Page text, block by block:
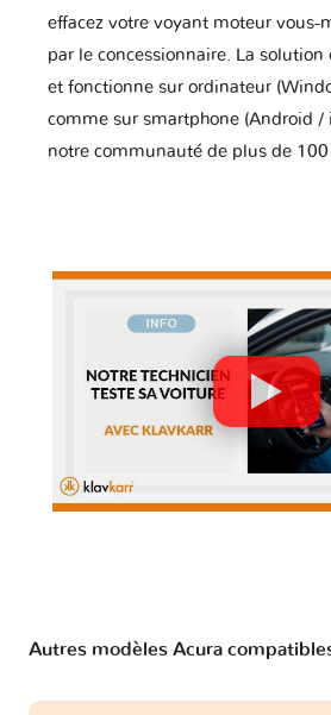
effacez votre voyant moteur vous-
par le concessionnaire. La
et fonctionne sur ordinateur
comme sur smartphone (Android /
notre communauté de plus de
Autres modèles Acura